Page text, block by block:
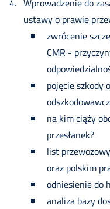
ustawy o prawie
zwrócenie
CMR -
pojęcie szkody
na kim ciąży
przesłanek?
list
oraz polskim
odniesienie do
analiza bazy